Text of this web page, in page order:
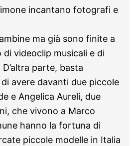
incantano fotografi e
ma già sono finite a
di videoclip musicali e di
parte, basta
avere davanti due piccole
e Angelica Aureli, due
che vivono a Marco
hanno la fortuna di
piccole modelle in Italia